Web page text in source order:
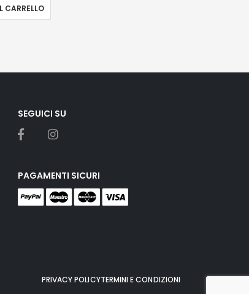
CARRELLO
SEGUICI SU
PAGAMENTI SICURI
PRIVACY POLICYTERMINI E CONDIZIONI